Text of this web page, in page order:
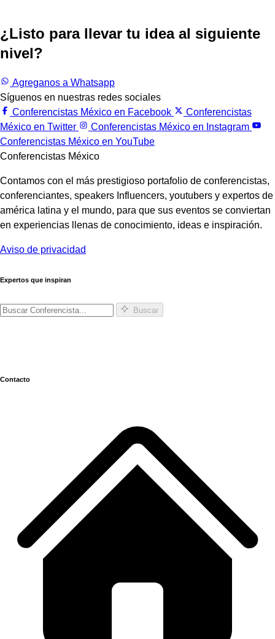
¿Listo para llevar tu idea al siguiente
nivel?
Agreganos a Whatsapp
Síguenos en nuestras redes sociales
Conferencistas México en Facebook
Conferencistas
México en Twitter
Conferencistas México en Instagram
Conferencistas México en YouTube
Conferencistas México
Contamos con el más prestigioso portafolio de conferencistas,
conferenciantes, speakers Influencers, youtubers y expertos de
américa latina y el mundo, para que sus eventos se conviertan
en experiencias llenas de conocimiento, ideas e inspiración.
Aviso de privacidad
Expertos que inspiran
Buscar
Contacto